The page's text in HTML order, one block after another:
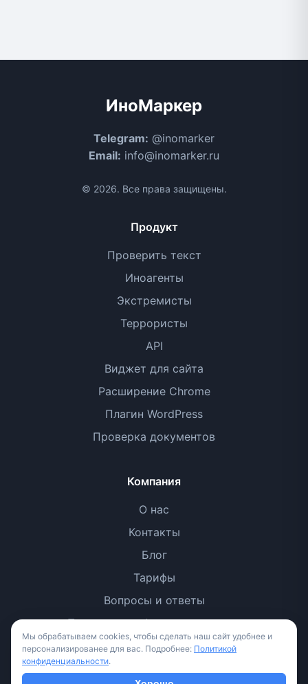
ИноМаркер
Telegram: @inomarker
Email: info@inomarker.ru
© 2026. Все права защищены.
Продукт
Проверить текст
Иноагенты
Экстремисты
Террористы
API
Виджет для сайта
Расширение Chrome
Плагин WordPress
Проверка документов
Компания
О нас
Контакты
Блог
Тарифы
Вопросы и ответы
Политика конфиденциальности
Условия использования
Мы обрабатываем cookies, чтобы сделать наш сайт удобнее и
персонализированее для вас. Подробнее: Политикой
конфиденциальности.